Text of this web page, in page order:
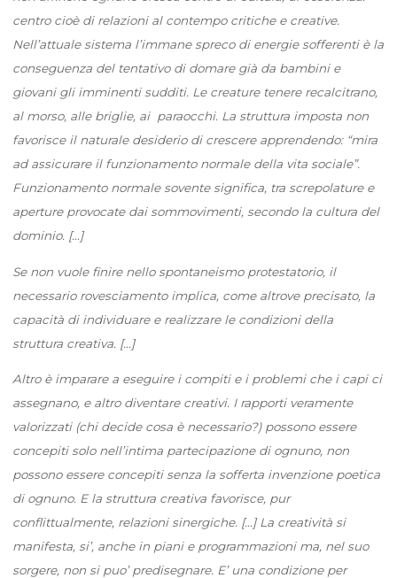
centro cioè di relazioni al contempo critiche e creative.
Nell’attuale sistema l’immane spreco di energie sofferenti è la
conseguenza del tentativo di domare già da bambini e
giovani gli imminenti sudditi. Le creature tenere recalcitrano,
al morso, alle briglie, ai paraocchi. La struttura imposta non
favorisce il naturale desiderio di crescere apprendendo: “mira
ad assicurare il funzionamento normale della vita sociale”.
Funzionamento normale sovente significa, tra screpolature e
aperture provocate dai sommovimenti, secondo la cultura del
dominio. […]
Se non vuole finire nello spontaneismo protestatorio, il
necessario rovesciamento implica, come altrove precisato, la
capacità di individuare e realizzare le condizioni della
struttura creativa. […]
Altro è imparare a eseguire i compiti e i problemi che i capi ci
assegnano, e altro diventare creativi. I rapporti veramente
valorizzati (chi decide cosa è necessario?) possono essere
concepiti solo nell’intima partecipazione di ognuno, non
possono essere concepiti senza la sofferta invenzione poetica
di ognuno. E la struttura creativa favorisce, pur
conflittualmente, relazioni sinergiche. […] La creatività si
manifesta, si’, anche in piani e programmazioni ma, nel suo
sorgere, non si puo’ predisegnare. E’ una condizione per